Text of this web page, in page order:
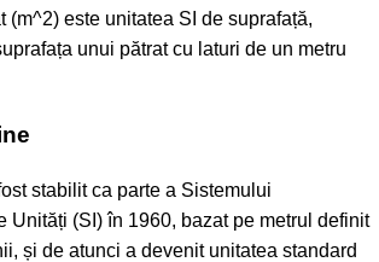
(m^2) este unitatea SI de suprafață,
unui pătrat cu laturi de un metru
stabilit ca parte a Sistemului
Unități (SI) în 1960, bazat pe metrul definit
și de atunci a devenit unitatea standard